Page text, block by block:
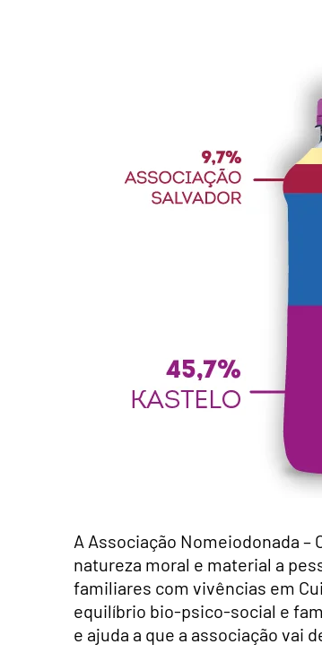
A Associação Nomeiodonada –
natureza moral e material a
familiares com vivências em
equilíbrio bio-psico-social e
e ajuda a que a associação vai